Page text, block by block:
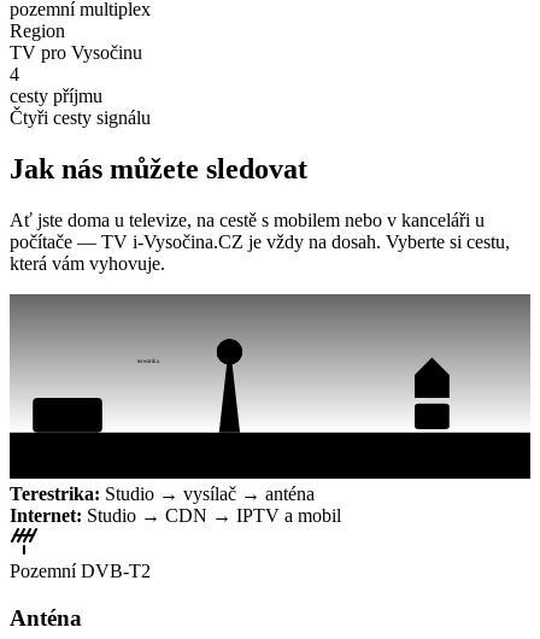
pozemní multiplex
Region
TV pro Vysočinu
4
cesty příjmu
Čtyři cesty signálu
Jak nás můžete sledovat
Ať jste doma u televize, na cestě s mobilem nebo v kanceláři u
počítače — TV i-Vysočina.CZ je vždy na dosah. Vyberte si cestu,
která vám vyhovuje.
terestrika
Mobil / web
Terestrika: Studio → vysílač → anténa
Internet: Studio → CDN → IPTV a mobil
Pozemní DVB-T2
Anténa